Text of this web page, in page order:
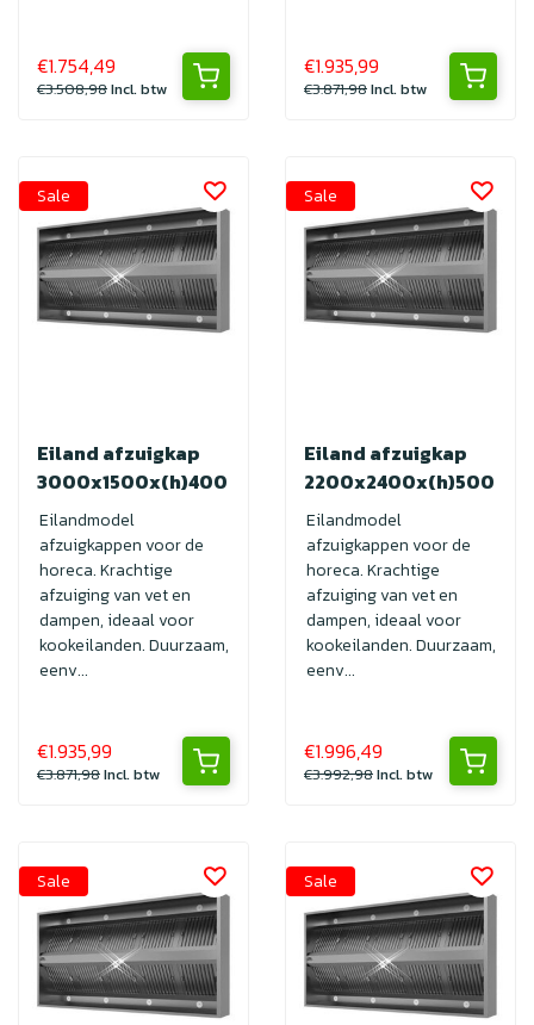
€1.754,49
€3.508,98Incl. btw
€1.935,99
€3.871,98Incl. btw
Eiland afzuigkap
3000x1500x(h)400
Eilandmodel
afzuigkappen voor de
horeca. Krachtige
afzuiging van vet en
dampen, ideaal voor
kookeilanden. Duurzaam,
eenv...
€1.935,99
€3.871,98Incl. btw
Sale
Eiland afzuigkap
2200x2400x(h)500
Eilandmodel
afzuigkappen voor de
horeca. Krachtige
afzuiging van vet en
dampen, ideaal voor
kookeilanden. Duurzaam,
eenv...
€1.996,49
€3.992,98Incl. btw
Sale
Sale Sale